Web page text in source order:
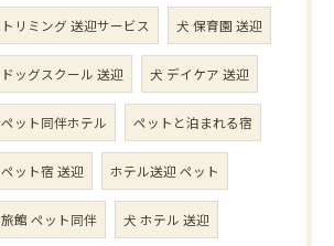
トリミング 送迎サービス 犬 保育園 送迎
ドッグスクール 送迎 犬 デイケア 送迎
ペット同伴ホテル ペットと泊まれる宿
ペット宿 送迎 ホテル送迎 ペット
旅館 ペット同伴 犬 ホテル 送迎